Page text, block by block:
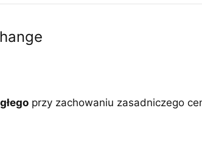
przy zachowaniu zasadniczego